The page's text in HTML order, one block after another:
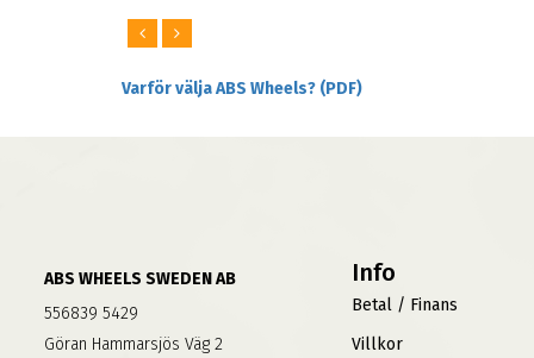
Varför välja ABS Wheels? (PDF)
ABS WHEELS SWEDEN AB
556839 5429
Göran Hammarsjös Väg 2
Info
Betal / Finans
Villkor